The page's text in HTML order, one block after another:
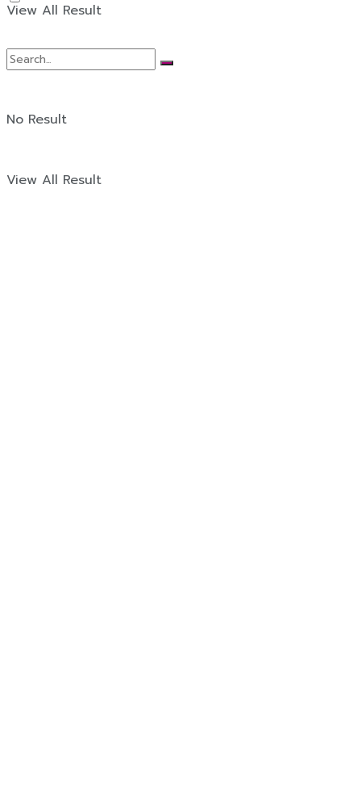
No Result
View All Result
View All Result